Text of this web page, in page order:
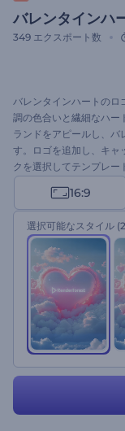
バレンタインハ
349 エクスポート数
バレンタインハートのロ
調の色合いと繊細なハー
ランドをアピールし、バ
す。ロゴを追加し、キャ
クを選択してテンプレ
ンチックなグリーティ
に最適です。今すぐ作
しょう！
16:9
選択可能なスタイル